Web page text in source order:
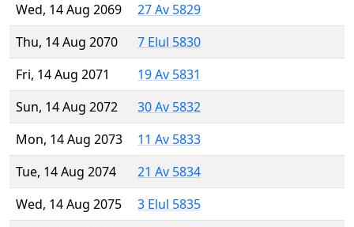
Wed, 14 Aug 2069
27 Av 5829
Thu, 14 Aug 2070
7 Elul 5830
Fri, 14 Aug 2071
19 Av 5831
Sun, 14 Aug 2072
30 Av 5832
Mon, 14 Aug 2073
11 Av 5833
Tue, 14 Aug 2074
21 Av 5834
Wed, 14 Aug 2075
3 Elul 5835